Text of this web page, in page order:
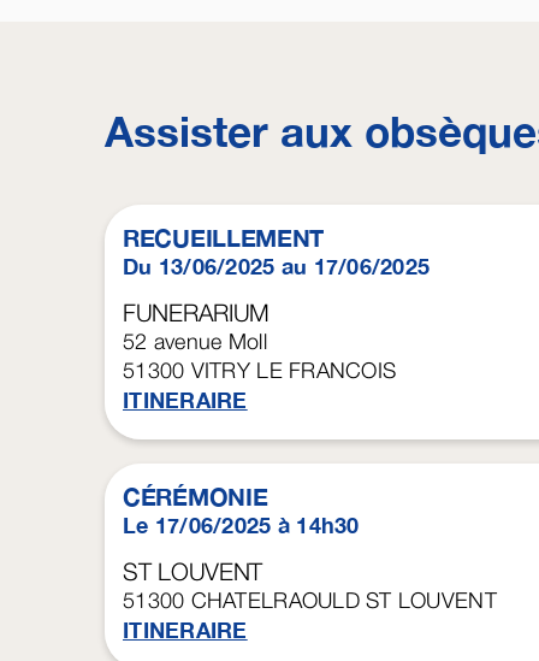
Assister aux
RECUEILLEMENT
Du 13/06/2025 au 17/06/2025
FUNERARIUM
52 avenue Moll
51300 VITRY LE FRANCOIS
ITINERAIRE
CÉRÉMONIE
Le 17/06/2025 à 14h30
ST LOUVENT
51300 CHATELRAOULD ST LOUVENT
ITINERAIRE